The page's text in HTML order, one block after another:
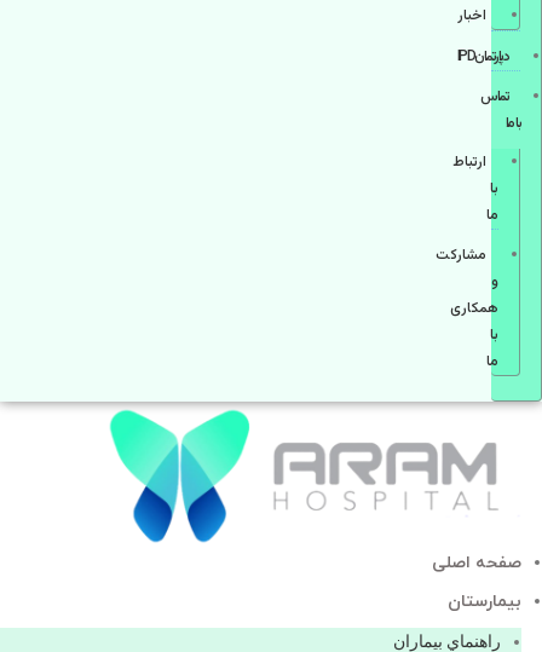
اخبار
دپارتمانIPD
تماس
با ما
ارتباط
با
ما
مشاركت
و
همكاری
با
ما
صفحه اصلی
بيمارستان
راهنماي بیماران